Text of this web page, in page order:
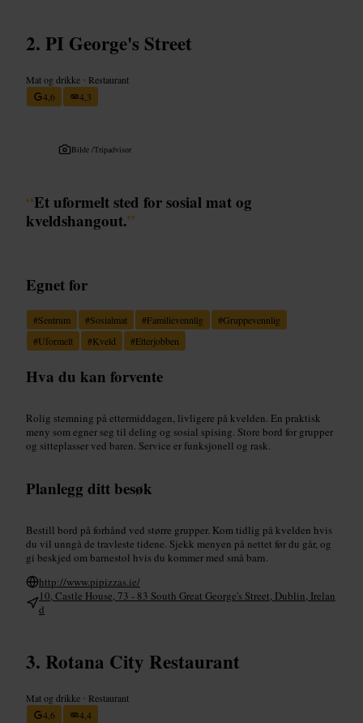
PI George's Street
Mat og drikke • Restaurant
4,6
4,3
Bilde /Tripadvisor
“Et uformelt sted for sosial mat og
kveldshangout.”
Egnet for
#Sentrum #Sosialmat #Familievennlig #Gruppevennlig
#Uformelt #Kveld #Etterjobben
Hva du kan forvente
Rolig stemning på ettermiddagen, livligere på kvelden. En praktisk
meny som egner seg til deling og sosial spising. Store bord for grupper
og sitteplasser ved baren. Service er funksjonell og rask.
Planlegg ditt besøk
Bestill bord på forhånd ved større grupper. Kom tidlig på kvelden hvis
du vil unngå de travleste tidene. Sjekk menyen på nettet før du går, og
gi beskjed om barnestol hvis du kommer med små barn.
http://www.pipizzas.ie/
10, Castle House, 73 - 83 South Great George's Street, Dublin, Irelan
d
Rotana City Restaurant
Mat og drikke • Restaurant
4,6
4,4